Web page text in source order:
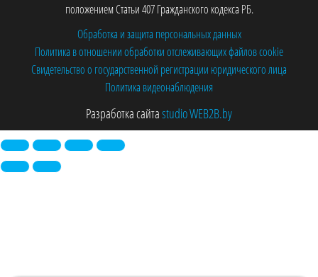
положением Статьи 407 Гражданского кодекса РБ.
Обработка и защита персональных данных
Политика в отношении обработки отслеживающих файлов cookie
Свидетельство о государственной регистрации юридического лица
Политика видеонаблюдения
Разработка сайтаstudio WEB2B.by